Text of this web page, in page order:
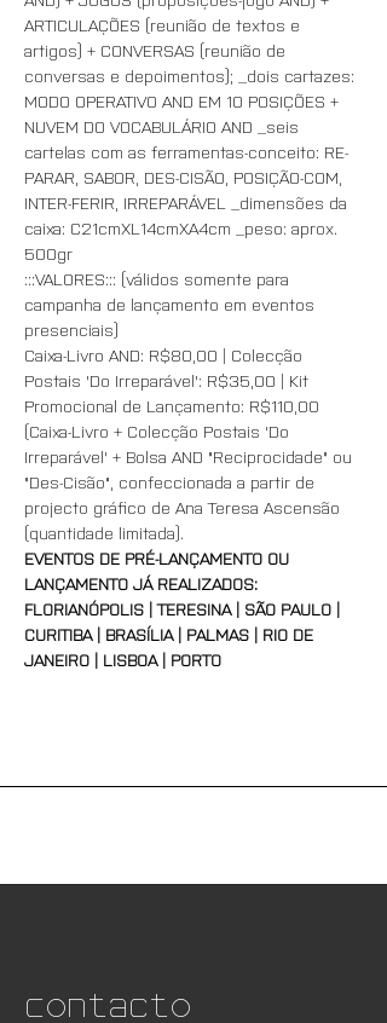
ARTICULAÇÕES (reunião de textos e
artigos) + CONVERSAS (reunião de
conversas e depoimentos); _dois cartazes:
MODO OPERATIVO AND EM 10 POSIÇÕES +
NUVEM DO VOCABULÁRIO AND _seis
cartelas com as ferramentas-conceito: RE-
PARAR, SABOR, DES-CISÃO, POSIÇÃO-COM,
INTER-FERIR, IRREPARÁVEL _dimensões da
caixa: C21cmXL14cmXA4cm _peso: aprox.
500gr
:::VALORES::: (válidos somente para
campanha de lançamento em eventos
presenciais)
Caixa-Livro AND: R$80,00 | Colecção
Postais 'Do Irreparável': R$35,00 | Kit
Promocional de Lançamento: R$110,00
(Caixa-Livro + Colecção Postais 'Do
Irreparável' + Bolsa AND "Reciprocidade" ou
"Des-Cisão", confeccionada a partir de
projecto gráfico de Ana Teresa Ascensão
(quantidade limitada).
EVENTOS DE PRÉ-LANÇAMENTO OU
LANÇAMENTO JÁ REALIZADOS:
FLORIANÓPOLIS | TERESINA | SÃO PAULO |
CURITIBA | BRASÍLIA | PALMAS | RIO DE
JANEIRO | LISBOA | PORTO
Contacto